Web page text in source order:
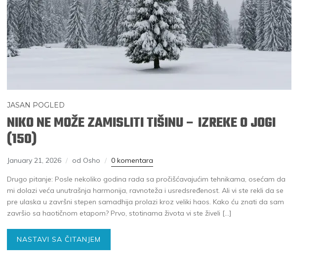
JASAN POGLED
NIKO NE MOŽE ZAMISLITI TIŠINU – IZREKE O JOGI
(150)
January 21, 2026 od Osho 0 komentara
Drugo pitanje: Posle nekoliko godina rada sa pročišćavajućim tehnikama, osećam da
mi dolazi veća unutrašnja harmonija, ravnoteža i usredsređenost. Ali vi ste rekli da se
pre ulaska u završni stepen samadhija prolazi kroz veliki haos. Kako ću znati da sam
završio sa haotičnom etapom? Prvo, stotinama života vi ste živeli […]
NASTAVI SA ČITANJEM